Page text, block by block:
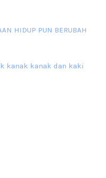
ni 4 Zulhijjah 1444 Hijrah,
Lama betul che mat tak
HIDUP PUN BERUBAH
kanak kanak dan kaki